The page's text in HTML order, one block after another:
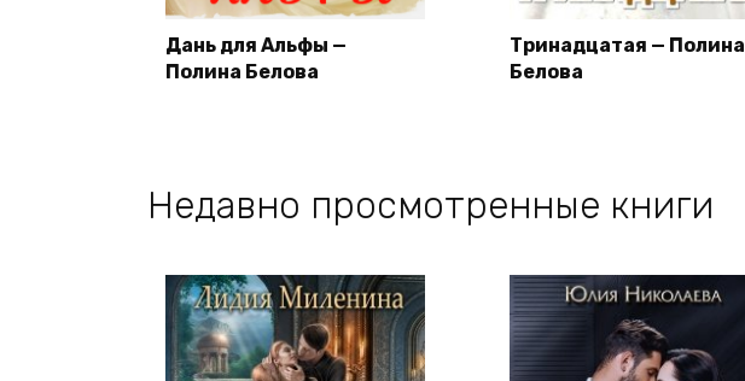
Дань для Альфы —
Полина Белова
Тринадцатая — Полина
Белова
Недавно просмотренные книги